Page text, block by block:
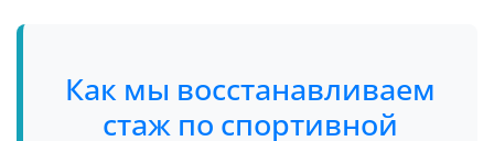
Как мы восстанавливаем
стаж по спортивной